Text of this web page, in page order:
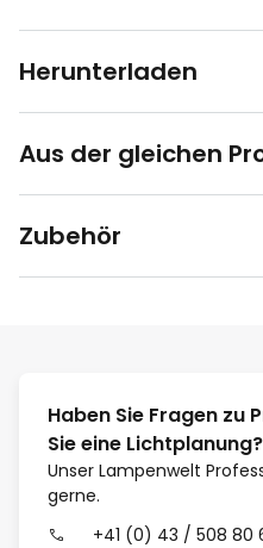
Herunterladen
Aus der gleichen
Zubehör
Haben Sie Fragen zu
Sie eine Lichtplanung?
Unser Lampenwelt
gerne.
+41 (0) 43 / 508 80